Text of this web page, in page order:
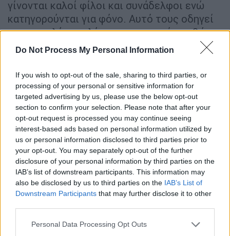
Do Not Process My Personal Information
If you wish to opt-out of the sale, sharing to third parties, or
processing of your personal or sensitive information for
targeted advertising by us, please use the below opt-out
section to confirm your selection. Please note that after your
opt-out request is processed you may continue seeing
interest-based ads based on personal information utilized by
us or personal information disclosed to third parties prior to
your opt-out. You may separately opt-out of the further
disclosure of your personal information by third parties on the
IAB’s list of downstream participants. This information may
also be disclosed by us to third parties on the IAB’s List of
Downstream Participants that may further disclose it to other
Please note that this website/app uses one or more Google
Personal Data Processing Opt Outs
γίνονται καλοί φίλοι και συνάδελφοι ενώ
κατηγορούνται για φόνο. Αυτό τους οδηγεί
σε μια πολύ μεγαλύτερη συνωμοσία, καθώς
αποκαλύπτουν ποιος βρίσκεται πραγματικά
πίσω από τον θάνατο. Το «
περιγράφεται ως μία ταινία που παρουσιάζει
ένα «αυθεντικό ρομαντικό έγκλημα» και
διαδραματίζεται στη δεκαετία του 1930,
όπου το πρωταγωνιστικό τρίο της ταινίας
«βρίσκεται στο επίκεντρο μιας από τις πιο
μυστικές πλοκές στην αμερικανική ιστορία».
«Κάναμε μια συμφωνία και ορκιστήκαμε να
προστατεύουμε ο ένας τον άλλο ό,τι κι αν
συμβεί» ακούγεται να λέει ο Μπέικ στο
τρέιλερ, προτού αποκαλύψει ότι οι τρεις
«κάτι που δεν είναι αλήθεια». Στο τρέιλερ,